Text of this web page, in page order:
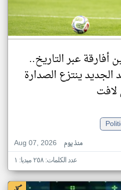
لاعبين أفارقة عبر التاريخ..
الجديد ينتزع الصدارة
Aug 07, 2026
منذ يوم
عدد الكلمات: ٢٥٨ ميديا: ١